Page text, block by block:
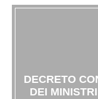
DECRETO
DEI